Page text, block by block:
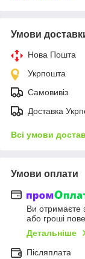
Умови
Нова Пошта
Укрпошта
Самовивіз
Доставка
Всі умови
Умови оплати
Ви отримаєте
або гроші
Детальніше
Післяплата